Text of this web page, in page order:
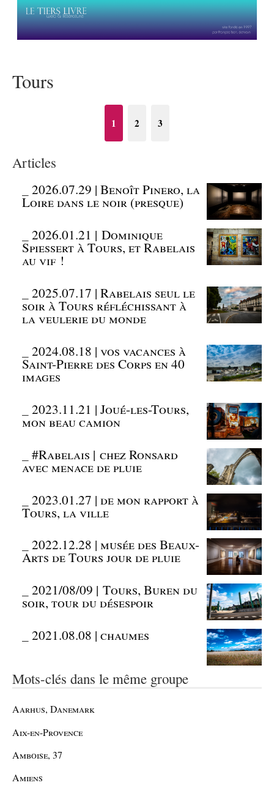
Tours
1 2 3
Articles
_2026.07.29 | Benoît Pinero, la
Loire dans le noir (presque)
_2026.01.21 | Dominique
Spiessert à Tours, et Rabelais
au vif !
_2025.07.17 | Rabelais seul le
soir à Tours réfléchissant à
la veulerie du monde
_2024.08.18 | vos vacances à
Saint-Pierre des Corps en 40
images
_2023.11.21 | Joué-les-Tours,
mon beau camion
_#Rabelais | chez Ronsard
avec menace de pluie
_2023.01.27 | de mon rapport à
Tours, la ville
_2022.12.28 | musée des Beaux-
Arts de Tours jour de pluie
_2021/08/09 | Tours, Buren du
soir, tour du désespoir
_2021.08.08 | chaumes
Mots-clés dans le même groupe
Aarhus, Danemark
Aix-en-Provence
Amboise, 37
Amiens